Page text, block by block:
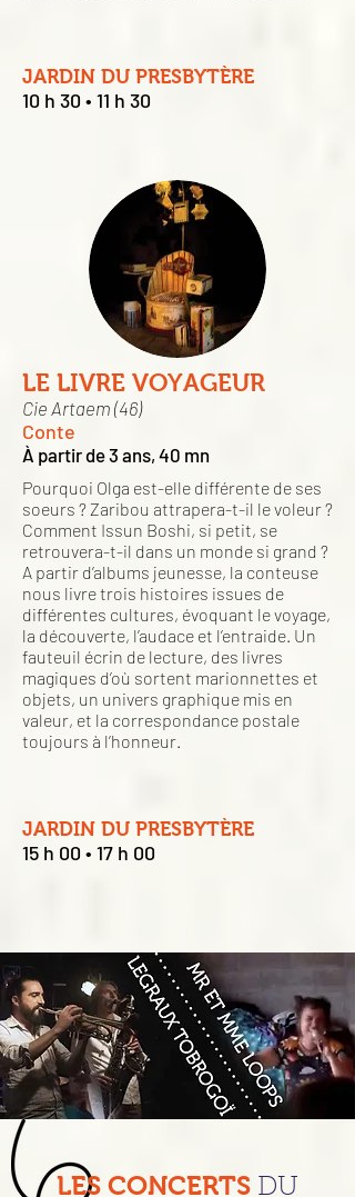
JARDIN DU PRESBYTÈRE
10 h 30 • 11 h 30
LE LIVRE VOYAGEUR
Cie Artaem (46)
Conte
À partir de 3 ans, 40 mn
Pourquoi Olga est-elle différente de ses
soeurs ? Zaribou attrapera-t-il le voleur ?
Comment Issun Boshi, si petit, se
retrouvera-t-il dans un monde si grand ?
A partir d’albums jeunesse, la conteuse
nous livre trois histoires issues de
différentes cultures, évoquant le voyage,
la découverte, l’audace et l’entraide. Un
fauteuil écrin de lecture, des livres
magiques d’où sortent marionnettes et
objets, un univers graphique mis en
valeur, et la correspondance postale
toujours à l’honneur.
JARDIN DU PRESBYTÈRE
15 h 00 • 17 h 00
LES CONCERTS DU